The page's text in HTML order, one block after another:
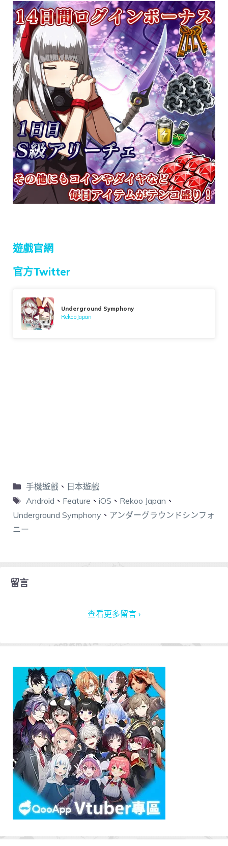
遊戲官網
官方Twitter
Underground Symphony
RekooJapan
手機遊戲、 日本遊戲
Android 、 Feature 、 iOS 、 Rekoo Japan 、
Underground Symphony 、 アンダーグラウンドシンフォ
ニー
留言
查看更多留言 ›